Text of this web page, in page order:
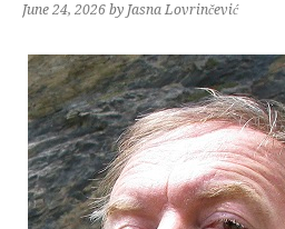
June 24, 2026 by Jasna Lovrinčević